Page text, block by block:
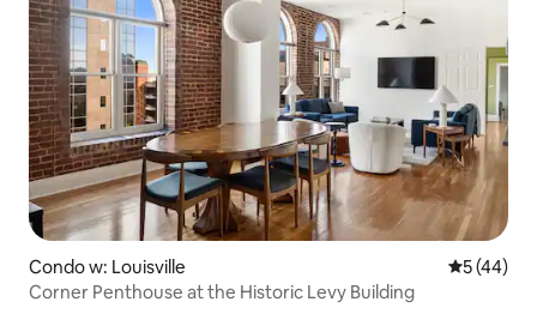
Condo w: Louisville Średnia
5 (44)
Corner Penthouse at the Historic Levy Building